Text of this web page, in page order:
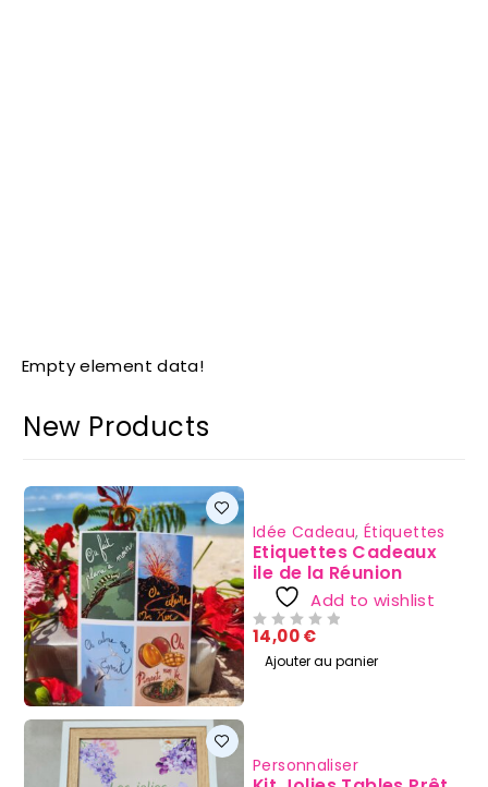
Empty element data!
New Products
Idée Cadeau, Étiquettes
Etiquettes Cadeaux
ile de la Réunion
Add to wishlist
14,00€
Ajouter au panier
Personnaliser